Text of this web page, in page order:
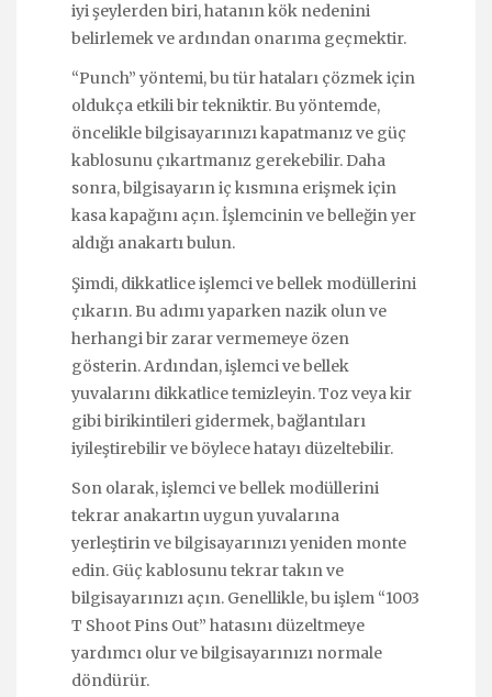
iyi şeylerden biri, hatanın kök nedenini
belirlemek ve ardından onarıma geçmektir.
“Punch” yöntemi, bu tür hataları çözmek için
oldukça etkili bir tekniktir. Bu yöntemde,
öncelikle bilgisayarınızı kapatmanız ve güç
kablosunu çıkartmanız gerekebilir. Daha
sonra, bilgisayarın iç kısmına erişmek için
kasa kapağını açın. İşlemcinin ve belleğin yer
aldığı anakartı bulun.
Şimdi, dikkatlice işlemci ve bellek modüllerini
çıkarın. Bu adımı yaparken nazik olun ve
herhangi bir zarar vermemeye özen
gösterin. Ardından, işlemci ve bellek
yuvalarını dikkatlice temizleyin. Toz veya kir
gibi birikintileri gidermek, bağlantıları
iyileştirebilir ve böylece hatayı düzeltebilir.
Son olarak, işlemci ve bellek modüllerini
tekrar anakartın uygun yuvalarına
yerleştirin ve bilgisayarınızı yeniden monte
edin. Güç kablosunu tekrar takın ve
bilgisayarınızı açın. Genellikle, bu işlem “1003
T Shoot Pins Out” hatasını düzeltmeye
yardımcı olur ve bilgisayarınızı normale
döndürür.